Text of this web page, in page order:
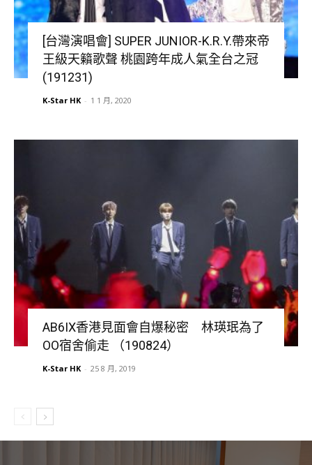
[台灣演唱會] SUPER JUNIOR-K.R.Y.帶來帝
王級天籟歌聲 桃園跨年成人氣全台之冠
(191231)
K-Star HK - 1 1 月, 2020
AB6IX香港見面會自爆秘密 林瑛珉為了
OO宿舍偷走 （190824）
K-Star HK - 25 8 月, 2019